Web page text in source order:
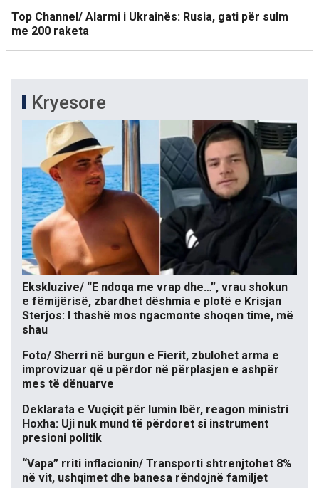
Top Channel/ Alarmi i Ukrainës: Rusia, gati për sulm
me 200 raketa
Kryesore
Ekskluzive/ “E ndoqa me vrap dhe…”, vrau shokun
e fëmijërisë, zbardhet dëshmia e plotë e Krisjan
Sterjos: I thashë mos ngacmonte shoqen time, më
shau
Foto/ Sherri në burgun e Fierit, zbulohet arma e
improvizuar që u përdor në përplasjen e ashpër
mes të dënuarve
Deklarata e Vuçiçit për lumin Ibër, reagon ministri
Hoxha: Uji nuk mund të përdoret si instrument
presioni politik
“Vapa” rriti inflacionin/ Transporti shtrenjtohet 8%
në vit, ushqimet dhe banesa rëndojnë familjet